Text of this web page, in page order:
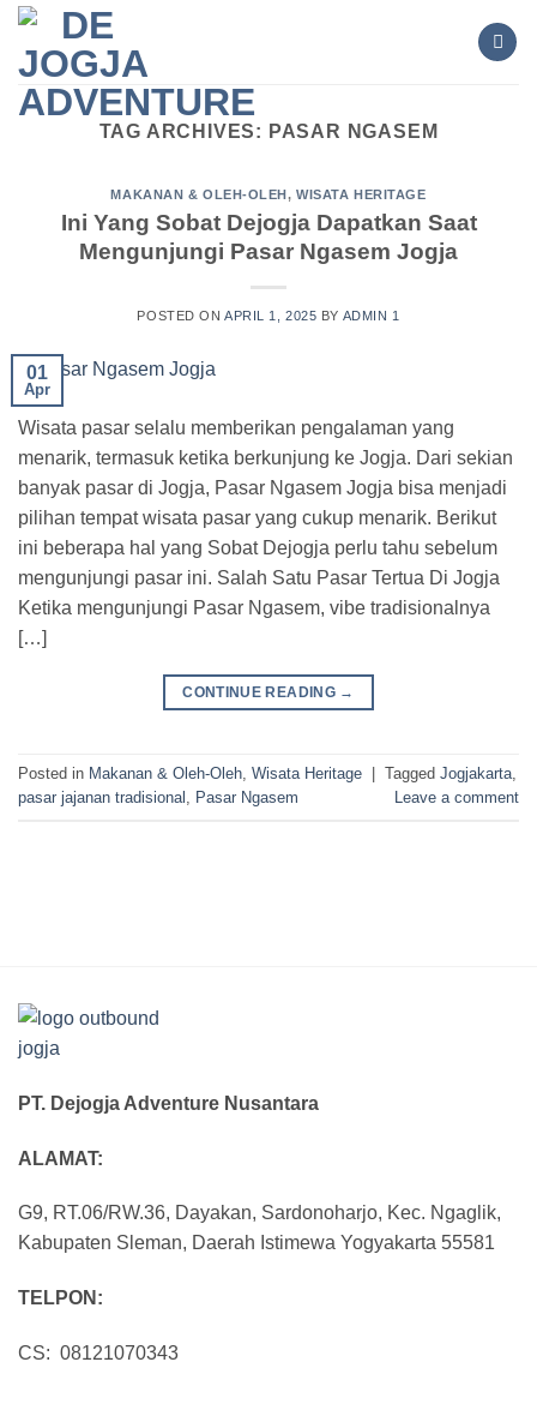
Skip
content
TAG ARCHIVES: PASAR NGASEM
MAKANAN & OLEH-OLEH,WISATA HERITAGE
Ini Yang Sobat Dejogja Dapatkan Saat
Mengunjungi Pasar Ngasem Jogja
POSTED ONAPRIL 1, 2025 BY ADMIN 1
01
Apr
Wisata pasar selalu memberikan pengalaman yang
menarik, termasuk ketika berkunjung ke Jogja. Dari sekian
banyak pasar di Jogja, Pasar Ngasem Jogja bisa menjadi
pilihan tempat wisata pasar yang cukup menarik. Berikut
ini beberapa hal yang Sobat Dejogja perlu tahu sebelum
mengunjungi pasar ini. Salah Satu Pasar Tertua Di Jogja
Ketika mengunjungi Pasar Ngasem, vibe tradisionalnya
[…]
CONTINUE READING →
Posted in Makanan & Oleh-Oleh, Wisata Heritage Tagged Jogjakarta,
pasar jajanan tradisional , Pasar Ngasem Leave a comment
PT. Dejogja Adventure Nusantara
ALAMAT:
G9, RT.06/RW.36, Dayakan, Sardonoharjo, Kec. Ngaglik,
Kabupaten Sleman, Daerah Istimewa Yogyakarta 55581
TELPON:
CS: 08121070343